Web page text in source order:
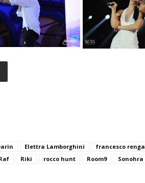
Elettra Lamborghini francesco renga
Riki rocco hunt Room9 Sonohra